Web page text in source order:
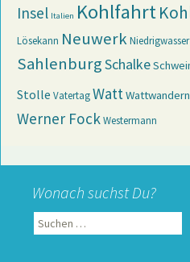
Insel Italien Kohlfahrt
Lösekann NeuwerkNiedrigwasser
SahlenburgSchalke
Stolle VatertagWattWattwandern
Werner FockWestermann
Wonach suchst Du?
Suchen
nach: